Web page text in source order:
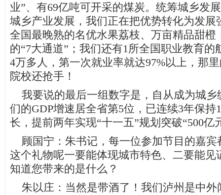
业”、有69亿吨可开采的煤炭。统筹城乡发
城乡产业发展，我们正在把优势转化为发
全国最晚熟的名优水果荔枝、万亩精品甜橙
的“7大通道”；我们还有1所全国职业教育的
4万多人，第一次就业率就达97%以上，那
院校还抢手！
我要说的最后一组数字是，自从成为城乡
们的GDP增速居全省第5位，已连续3年保持
长，提前两年实现“十一五”规划突破“500亿
顾国宁：朱书记，每一位参加节目的嘉宾
这个礼物呢一要能体现城市特色、二要能见
知道您带来的是什么？
朱以庄：当然是带酒了！我们泸州是中外